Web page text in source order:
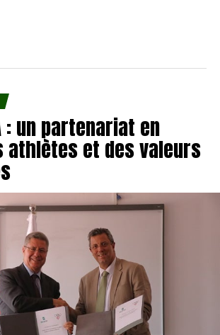
: un partenariat en
athlètes et des valeurs